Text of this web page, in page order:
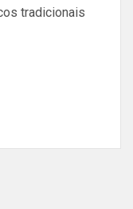
tradicionais